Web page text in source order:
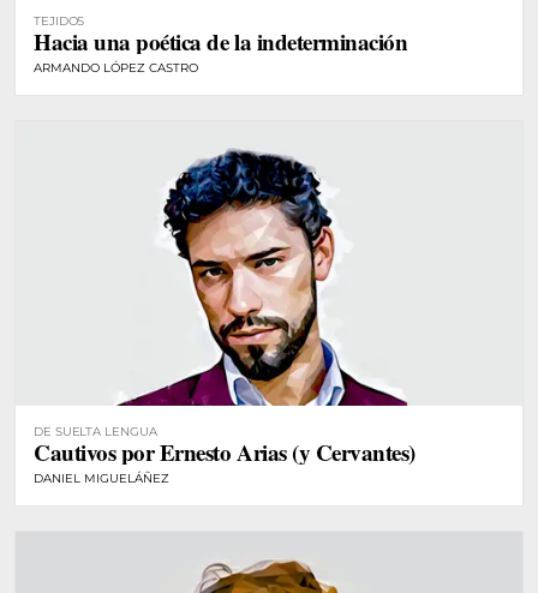
TEJIDOS
Hacia una poética de la indeterminación
ARMANDO LÓPEZ CASTRO
DE SUELTA LENGUA
Cautivos por Ernesto Arias (y Cervantes)
DANIEL MIGUELÁÑEZ